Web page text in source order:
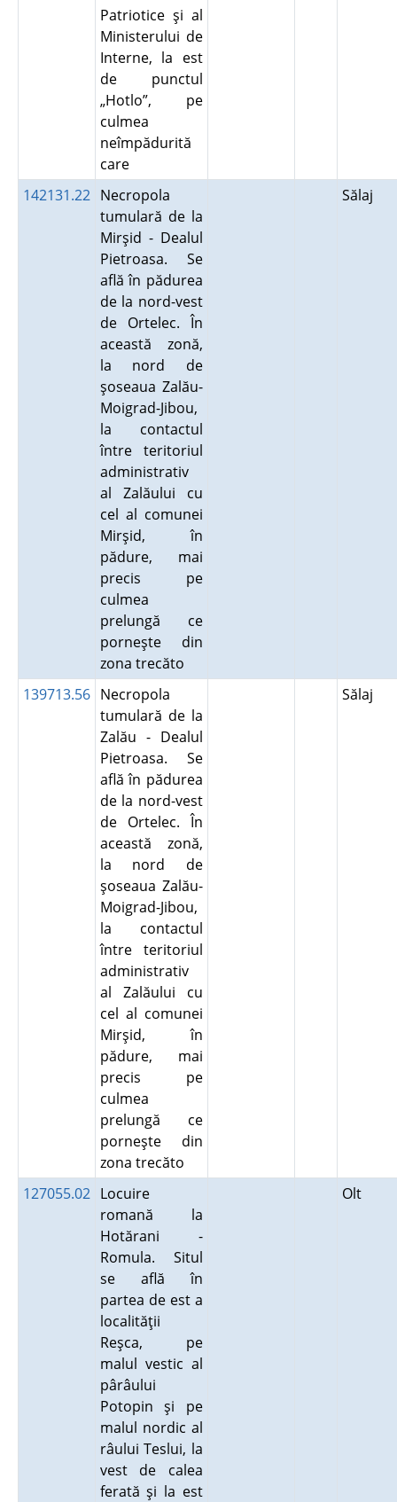
Patriotice şi al
Ministerului de
Interne, la est
de punctul
„Hotlo”, pe
culmea
neîmpădurită
care
142131.22 Necropola
tumulară de la
Mirşid - Dealul
Pietroasa. Se
află în pădurea
de la nord-vest
de Ortelec. În
această zonă,
la nord de
şoseaua Zalău-
Moigrad-Jibou,
la contactul
între teritoriul
administrativ
al Zalăului cu
cel al comunei
Mirşid, în
pădure, mai
precis pe
culmea
prelungă ce
porneşte din
zona trecăto
Sălaj
139713.56 Necropola
tumulară de la
Zalău - Dealul
Pietroasa. Se
află în pădurea
de la nord-vest
de Ortelec. În
această zonă,
la nord de
şoseaua Zalău-
Moigrad-Jibou,
la contactul
între teritoriul
administrativ
al Zalăului cu
cel al comunei
Mirşid, în
pădure, mai
precis pe
culmea
prelungă ce
porneşte din
zona trecăto
Sălaj
127055.02 Locuire
romană la
Hotărani -
Romula. Situl
se află în
partea de est a
localităţii
Reşca, pe
malul vestic al
pârâului
Potopin şi pe
malul nordic al
râului Teslui, la
vest de calea
ferată şi la est
Olt